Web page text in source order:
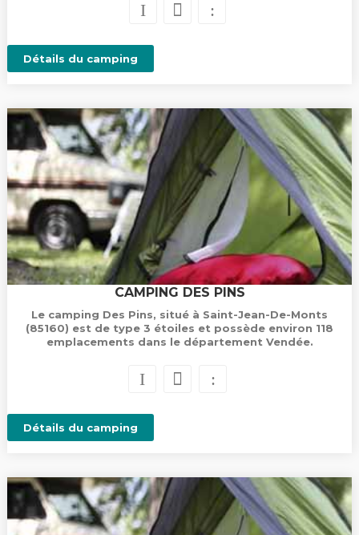
Détails du camping
CAMPING DES PINS
Le camping Des Pins, situé à Saint-Jean-De-Monts
(85160) est de type 3 étoiles et possède environ 118
emplacements dans le département Vendée.
Détails du camping